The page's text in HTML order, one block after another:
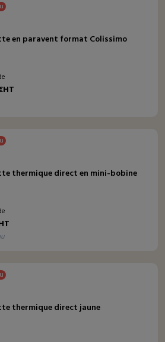
en paravent format Colissimo
thermique direct en mini-bobine
thermique direct jaune